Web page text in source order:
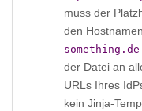
muss der
den
something.de
der Datei an
URLs Ihres
kein Jinja-